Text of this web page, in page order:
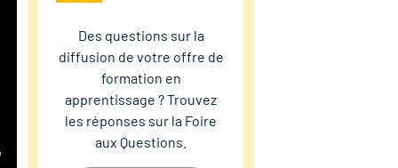
Des questions sur la
diffusion de votre offre de
formation en
apprentissage ? Trouvez
les réponses sur la Foire
aux Questions.